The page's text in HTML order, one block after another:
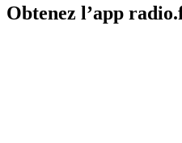
Obtenez l’app